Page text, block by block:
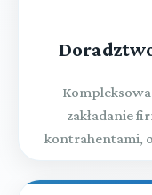
zakładanie
kontrahentami,